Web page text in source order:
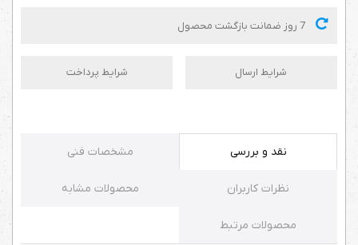
شرایط ارسال شرایط پرداخت
نقد و بررسی مشخصات فنی
نظرات کاربران محصولات مشابه
محصولات مرتبط